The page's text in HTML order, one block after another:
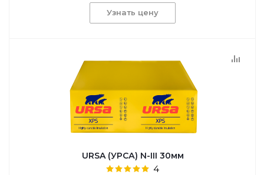
Узнать цену
URSA (УРСА) N-III 30мм
4